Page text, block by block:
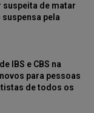
de matar
pela
IBS e CBS na
para pessoas
de todos os